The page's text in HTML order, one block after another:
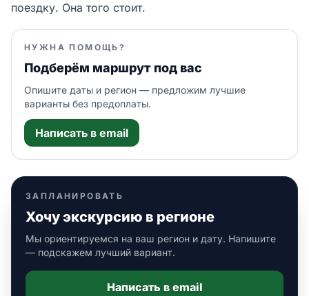
поездку. Она того стоит.
НУЖНА ПОМОЩЬ?
Подберём маршрут под вас
Опишите даты и регион — предложим лучшие
варианты без предоплаты.
Написать в email
ЗАПЛАНИРОВАТЬ
Хочу экскурсию в регионе
Мы ориентируемся на ваш регион и дату. Напишите
— подскажем лучший вариант.
Написать в email